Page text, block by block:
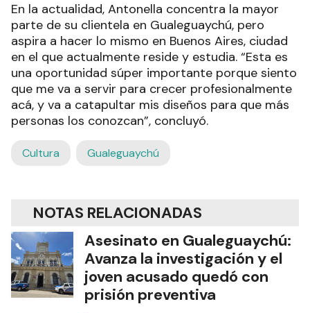
En la actualidad, Antonella concentra la mayor
parte de su clientela en Gualeguaychú, pero
aspira a hacer lo mismo en Buenos Aires, ciudad
en el que actualmente reside y estudia. “Esta es
una oportunidad súper importante porque siento
que me va a servir para crecer profesionalmente
acá, y va a catapultar mis diseños para que más
personas los conozcan”, concluyó.
Cultura Gualeguaychú
NOTAS RELACIONADAS
Asesinato en Gualeguaychú:
Avanza la investigación y el
joven acusado quedó con
prisión preventiva